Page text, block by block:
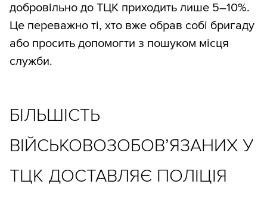
добровільно до ТЦК приходить лише 5–10%.
Це переважно ті, хто вже обрав собі бригаду
або просить допомогти з пошуком місця
служби.
БІЛЬШІСТЬ
ВІЙСЬКОВОЗОБОВ’ЯЗАНИХ У
ТЦК ДОСТАВЛЯЄ ПОЛІЦІЯ